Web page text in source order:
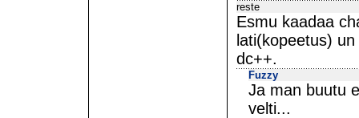
reste
Esmu kaadaa
lati(kopeetus)
dc++.
Fuzzy
Ja man buutu
velti...